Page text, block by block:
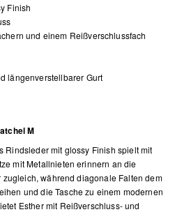
Finish
und einem Reißverschlussfach
längenverstellbarer Gurt
M
Rindsleder mit glossy Finish spielt mit
mit Metallnieten erinnern an die
während diagonale Falten dem
und die Tasche zu einem modernen
Esther mit Reißverschluss- und